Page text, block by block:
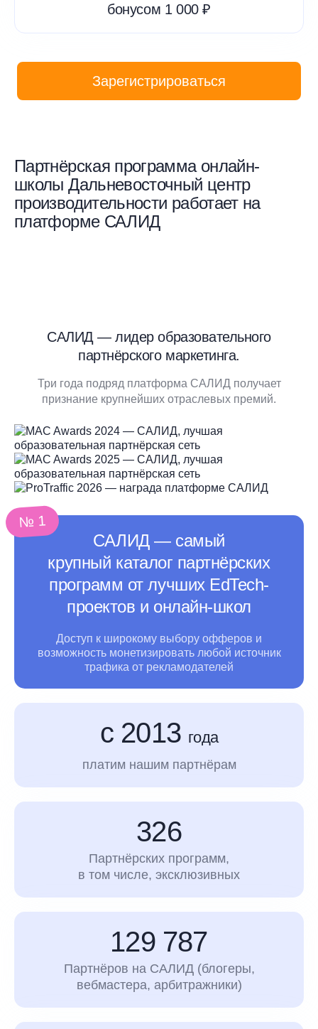
бонусом 1 000 ₽
Зарегистрироваться
Партнёрская программа онлайн-
школы Дальневосточный центр
производительности работает на
платформе САЛИД
САЛИД — лидер образовательного
партнёрского маркетинга.
Три года подряд платформа САЛИД получает
признание крупнейших отраслевых премий.
САЛИД ― самый
крупный каталог партнёрских
программ от лучших EdTech-
проектов и онлайн-школ
Доступ к широкому выбору офферов и
возможность монетизировать любой источник
трафика от рекламодателей
№ 1
с 2013 года
платим нашим партнёрам
326
Партнёрских программ,
в том числе, эксклюзивных
129 787
Партнёров на САЛИД (блогеры,
вебмастера, арбитражники)